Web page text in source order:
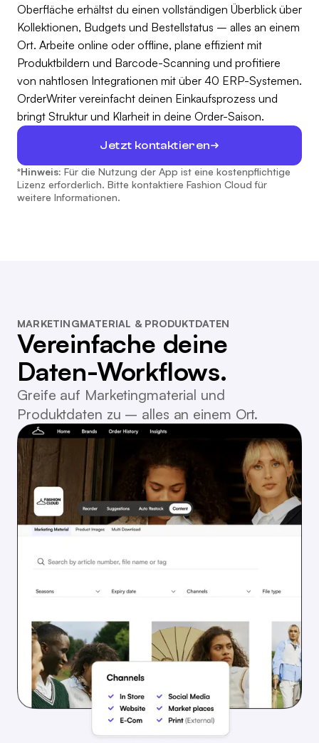
Oberfläche erhältst du einen vollständigen Überblick über
Kollektionen, Budgets und Bestellstatus – alles an einem
Ort. Arbeite online oder offline, plane effizient mit
Produktbildern und Barcode-Scanning und profitiere
von nahtlosen Integrationen mit über 40 ERP-Systemen.
OrderWriter vereinfacht deinen Einkaufsprozess und
bringt Struktur und Klarheit in deine Order-Saison.
Jetzt kontaktieren
*Hinweis: Für die Nutzung der App ist eine kostenpflichtige
Lizenz erforderlich. Bitte kontaktiere Fashion Cloud für
weitere Informationen.
MARKETINGMATERIAL & PRODUKTDATEN
Vereinfache deine
Daten-Workflows.
Greife auf Marketingmaterial und
Produktdaten zu – alles an einem Ort.